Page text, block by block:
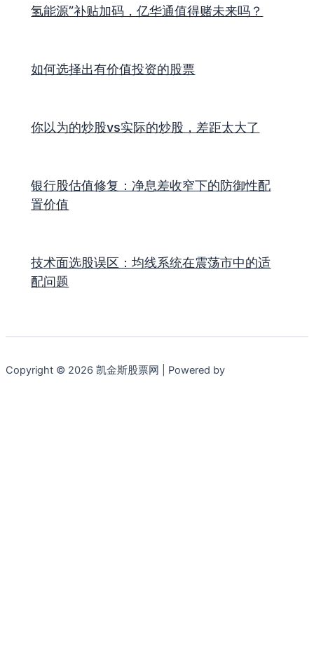
氢能源”补贴加码，亿华通值得赌未来吗？
如何选择出有价值投资的股票
你以为的炒股vs实际的炒股，差距太大了
银行股估值修复：净息差收窄下的防御性配
置价值
技术面选股误区：均线系统在震荡市中的适
配问题
Copyright © 2026 凯金斯股票网 | Powered by